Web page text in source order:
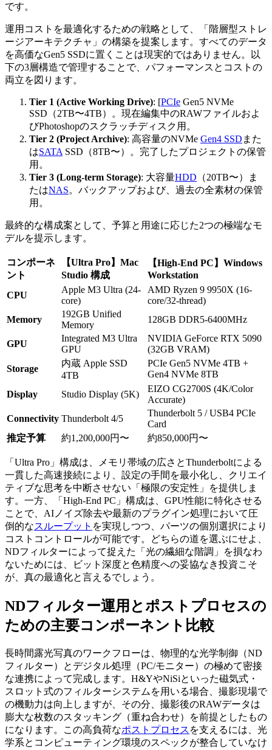
です。
運用コストを最適化するための戦略として、「階層型ストレ
ージアーキテクチャ」の構築を提案します。すべてのデータ
を高価なGen5 SSDに置くことは現実的ではありません。以
下の3層構造で管理することで、パフォーマンスとコストの
両立を図ります。
Tier 1 (Active Working Drive): [PCIe Gen5 NVMe
SSD（2TB〜4TB）。現在編集中のRAWファイルおよ
びPhotoshopのスクラッチディスク用。
Tier 2 (Project Archive): 高容量のNVMe Gen4 SSD また
はSATA SSD（8TB〜）。完了したプロジェクトの保管
用。
Tier 3 (Long-term Storage): 大容量HDD （20TB〜）ま
たはNAS。バックアップおよび、過去の全素材の保管
用。
最終的な構成案として、予算と用途に応じた2つの極端なモ
デルを提示します。
コンポーネ
ント
【Ultra Pro】Mac
Studio 構成
【High-End PC】Windows
Workstation
CPU
Apple M3 Ultra (24-
core)
AMD Ryzen 9 9950X (16-
core/32-thread)
Memory
192GB Unified
Memory
128GB DDR5-6400MHz
GPU
Integrated M3 Ultra
GPU
NVIDIA GeForce RTX 5090
(32GB VRAM)
Storage
内蔵 Apple SSD
4TB
PCIe Gen5 NVMe 4TB +
Gen4 NVMe 8TB
Display
Studio Display (5K)
EIZO CG2700S (4K/Color
Accurate)
Connectivity Thunderbolt 4/5
Thunderbolt 5 / USB4 PCIe
Card
推定予算
約1,200,000円〜 約850,000円〜
「Ultra Pro」構成は、メモリ帯域の広さとThunderboltによる
一貫した高速接続により、設定の手間を最小化し、クリエイ
ティブな思考を中断させない「極限の安定性」を提供しま
す。一方、「High-End PC」構成は、GPU性能に特化させる
ことで、AIノイズ除去や最新のプラグイン処理において圧
倒的なスループット を実現しつつ、パーツの個別選択により
コストコントロールが可能です。どちらの道を選ぶにせよ、
NDフィルターによって捉えた「光の繊細な階調」を損なわ
ないためには、ビット深度と色精度への妥協なき投資こそ
が、真の最適化と言えるでしょう。
NDフィルター運用とポストプロセスの
ための主要コンポーネント比較
長時間露光写真のワークフローは、物理的な光学制御（ND
フィルター）とデジタル処理（PC/モニター）の極めて密接
な連携によって完成します。H&YやNiSiといった磁気式・
スロット式のフィルターシステムを用いる場合、撮影現場で
の機動力は向上しますが、その分、撮影後のRAWデータは
膨大な枚数のスタッキング（重ね合わせ）を前提としたもの
になります。この高負荷なポストプロセス を支えるには、光
学系とコンピューティング環境のスペックが整合していなけ